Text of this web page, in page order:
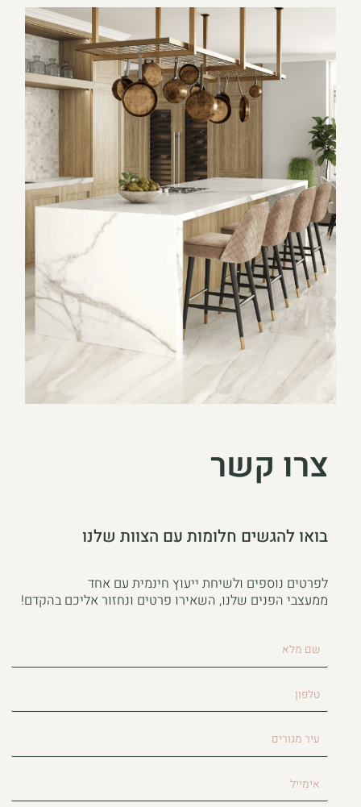
צרו קשר
בואו להגשים חלומות עם הצוות שלנו
לפרטים נוספים ולשיחת ייעוץ חינמית עם אחד
ממעצבי הפנים שלנו, השאירו פרטים ונחזור אליכם בהקדם!
טלפון